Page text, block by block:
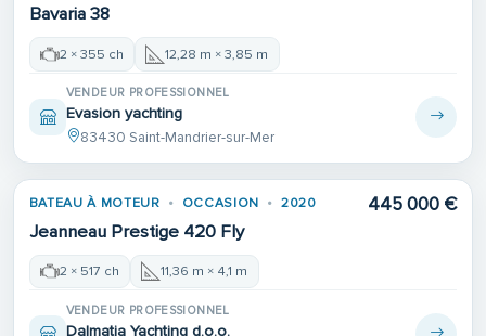
Bavaria 38
2 × 355 ch 12,28 m × 3,85 m
VENDEUR PROFESSIONNEL
Evasion yachting
83430 Saint-Mandrier-sur-Mer
BATEAU À MOTEUR OCCASION 2020
Jeanneau Prestige 420 Fly
445 000 €
2 × 517 ch 11,36 m × 4,1 m
VENDEUR PROFESSIONNEL
Dalmatia Yachting d.o.o.